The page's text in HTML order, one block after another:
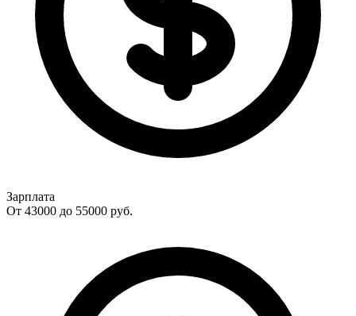
Зарплата
От 43000 до 55000 руб.